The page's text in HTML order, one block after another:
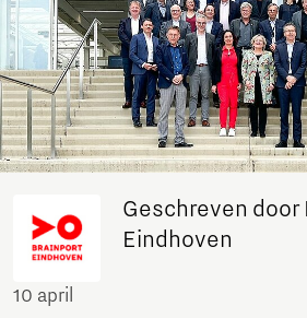
Geschreven door
Eindhoven
10 april